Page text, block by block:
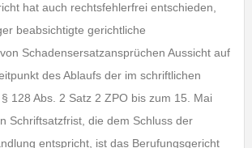
hat auch rechtsfehlerfrei entschieden,
beabsichtigte gerichtliche
Schadensersatzansprüchen Aussicht auf
des Ablaufs der im schriftlichen
128 Abs. 2 Satz 2 ZPO bis zum 15. Mai
Schriftsatzfrist, die dem Schluss der
entspricht, ist das Berufungsgericht